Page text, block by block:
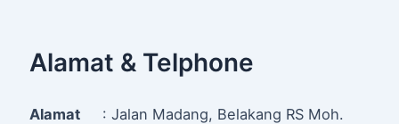
Alamat & Telphone
Alamat : Jalan Madang, Belakang RS Moh.